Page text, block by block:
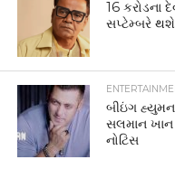
16 કરોડના
સપ્ટેમ્બરે
બીઇંગ હ્યુમન
સલમાન ખાન
નોટિસ